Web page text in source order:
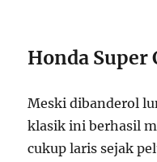
Honda Super
Meski dibanderol
klasik ini berhasil
cukup laris sejak